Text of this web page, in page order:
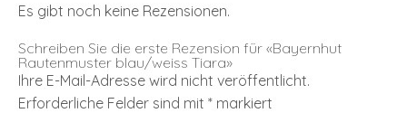
Es gibt noch keine Rezensionen.
Schreiben Sie die erste Rezension für «Bayernhut
Rautenmuster blau/weiss Tiara»
Ihre E-Mail-Adresse wird nicht veröffentlicht.
Erforderliche Felder sind mit * markiert